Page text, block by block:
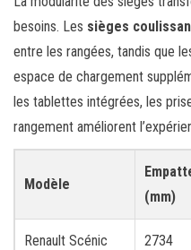
besoins. Les sièges
entre les rangées, tandis que
espace de chargement
les tablettes intégrées, les
rangement améliorent
Modèle
(mm)
Renault Scénic 2734